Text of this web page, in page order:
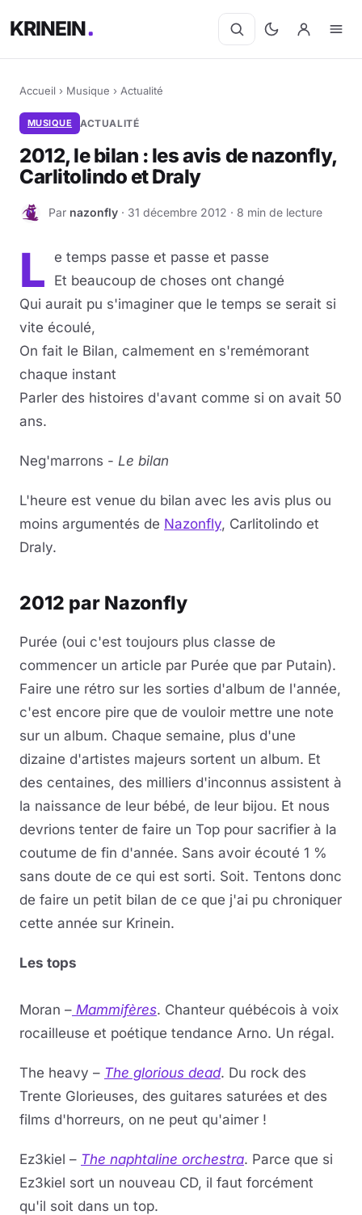
KRINEIN
Accueil › Musique › Actualité
MUSIQUE ACTUALITÉ
2012, le bilan : les avis de nazonfly,
Carlitolindo et Draly
N Par nazonfly · 31 décembre 2012 · 8 min de lecture
L
e temps passe et passe et passe
Et beaucoup de choses ont changé
Qui aurait pu s'imaginer que le temps se serait si
vite écoulé,
On fait le Bilan, calmement en s'remémorant
chaque instant
Parler des histoires d'avant comme si on avait 50
ans.
Neg'marrons - Le bilan
L'heure est venue du bilan avec les avis plus ou
moins argumentés de Nazonfly, Carlitolindo et
Draly.
2012 par Nazonfly
Purée (oui c'est toujours plus classe de
commencer un article par Purée que par Putain).
Faire une rétro sur les sorties d'album de l'année,
c'est encore pire que de vouloir mettre une note
sur un album. Chaque semaine, plus d'une
dizaine d'artistes majeurs sortent un album. Et
des centaines, des milliers d'inconnus assistent à
la naissance de leur bébé, de leur bijou. Et nous
devrions tenter de faire un Top pour sacrifier à la
coutume de fin d'année. Sans avoir écouté 1 %
sans doute de ce qui est sorti. Soit. Tentons donc
de faire un petit bilan de ce que j'ai pu chroniquer
cette année sur Krinein.
Les tops
Moran – Mammifères. Chanteur québécois à voix
rocailleuse et poétique tendance Arno. Un régal.
The heavy – The glorious dead. Du rock des
Trente Glorieuses, des guitares saturées et des
films d'horreurs, on ne peut qu'aimer !
Ez3kiel – The naphtaline orchestra. Parce que si
Ez3kiel sort un nouveau CD, il faut forcément
qu'il soit dans un top.